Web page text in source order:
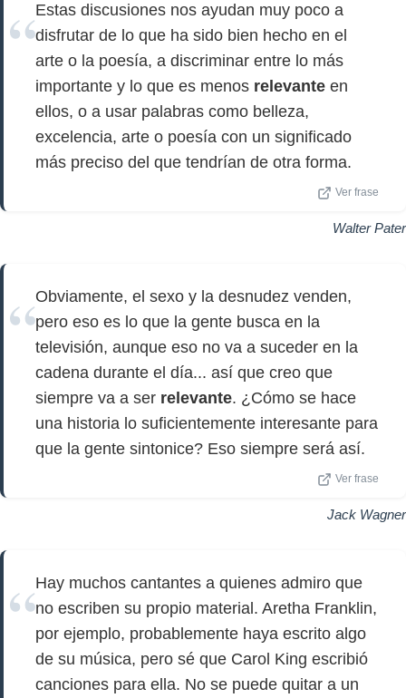
Estas discusiones nos ayudan muy poco a
disfrutar de lo que ha sido bien hecho en el
arte o la poesía, a discriminar entre lo más
importante y lo que es menos relevante en
ellos, o a usar palabras como belleza,
excelencia, arte o poesía con un significado
más preciso del que tendrían de otra forma.
Ver frase
Walter Pater
Obviamente, el sexo y la desnudez venden,
pero eso es lo que la gente busca en la
televisión, aunque eso no va a suceder en la
cadena durante el día... así que creo que
siempre va a ser relevante. ¿Cómo se hace
una historia lo suficientemente interesante para
que la gente sintonice? Eso siempre será así.
Ver frase
Jack Wagner
Hay muchos cantantes a quienes admiro que
no escriben su propio material. Aretha Franklin,
por ejemplo, probablemente haya escrito algo
de su música, pero sé que Carol King escribió
canciones para ella. No se puede quitar a un